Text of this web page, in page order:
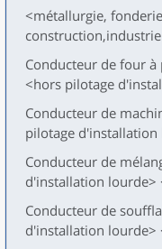
<métallurgie,
Conducteur de four
<hors pilotage
Conducteur de
pilotage d'installation
Conducteur de
d'installation lourde>
Conducteur de
d'installation lourde>